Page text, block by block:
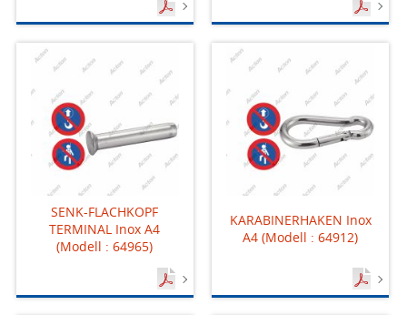
SENK-FLACHKOPF
TERMINAL Inox A4
(Modell : 64965)
KARABINERHAKEN Inox
A4 (Modell : 64912)